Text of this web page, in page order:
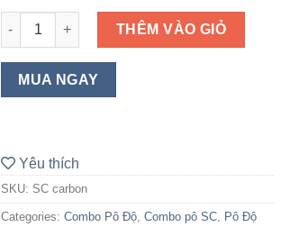
Combo pô SC Carbon nhập khẩu quantity
THÊM VÀO GIỎ
MUA NGAY
Yêu thích
SKU: SC carbon
Categories: Combo Pô Độ, Combo pô SC, Pô Độ